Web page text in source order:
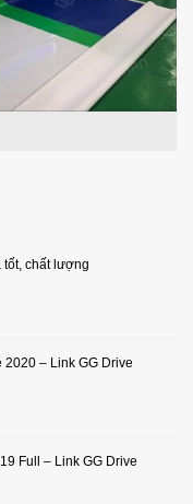
tốt, chất lượng
– Link GG Drive
Full – Link GG Drive